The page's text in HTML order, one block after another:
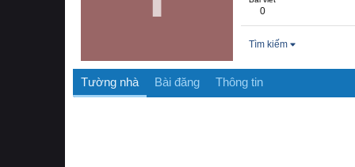
0
Tìm kiếm
Tường nhà Bài đăng Thông tin